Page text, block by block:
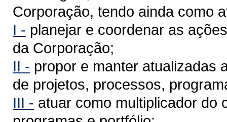
Corporação, tendo ainda como
I - planejar e coordenar as
da Corporação;
II - propor e manter atualizadas
de projetos, processos,
III - atuar como multiplicador do